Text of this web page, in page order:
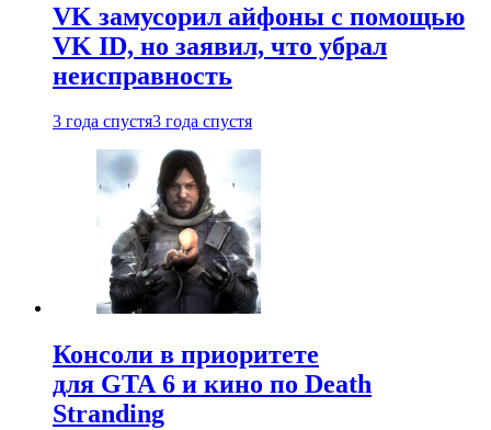
VK замусорил айфоны с помощью
VK ID, но заявил, что убрал
неисправность
3 года спустя3 года спустя
Консоли в приоритете
для GTA 6 и кино по Death
Stranding